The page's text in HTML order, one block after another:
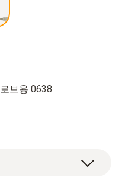
브용 0638